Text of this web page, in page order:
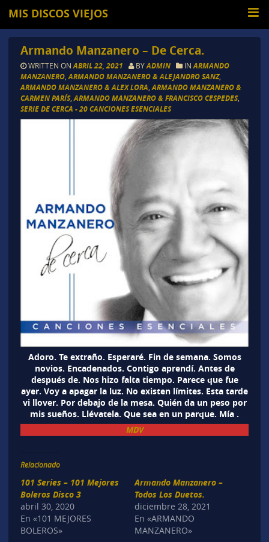
MIS DISCOS VIEJOS
Armando Manzanero – De Cerca.
WRITTEN ON ABRIL 22, 2021 BYADMIN IN ARMANDO
MANZANERO, ARMANDO MANZANERO & ALEJANDRO SANZ,
ARMANDO MANZANERO & ALEX LORA ARMANDO MANZANERO &
CARMEN PARÍS, ARMANDO MANZANERO & FRANCISCO CESPEDES,
SERIE DE CERCA - 20 CANCIONES ESENCIALES
Adoro. Te extraño. Esperaré. Fin de semana. Somos
novios. Encadenados. Contigo aprendí. Antes de
después de. Nos hizo falta tiempo. Parece que fue
ayer. Voy a apagar la luz. No existen límites. Esta tarde
vi llover. Por debajo de la mesa. Quién da un peso por
mis sueños. Llévatela. Que sea en un parque. Mía .
MDV
Relacionado
101 Series – 101 Mejores
Boleros Disco 3
abril 30, 2020
En «101 MEJORES
BOLEROS»
Armando Manzanero –
Todos Los Duetos.
diciembre 28, 2021
En «ARMANDO
MANZANERO»